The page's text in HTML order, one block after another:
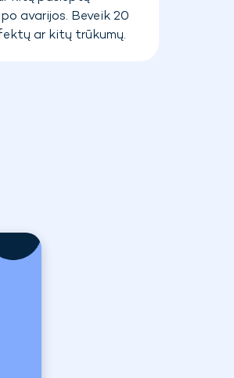
avarijos. Beveik 20
ar kitų trūkumų.